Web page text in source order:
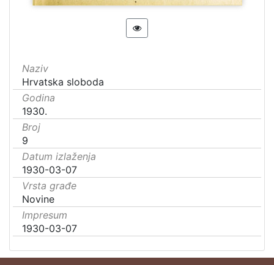
Naziv
Hrvatska sloboda
Godina
1930.
Broj
9
Datum izlaženja
1930-03-07
Vrsta građe
Novine
Impresum
1930-03-07